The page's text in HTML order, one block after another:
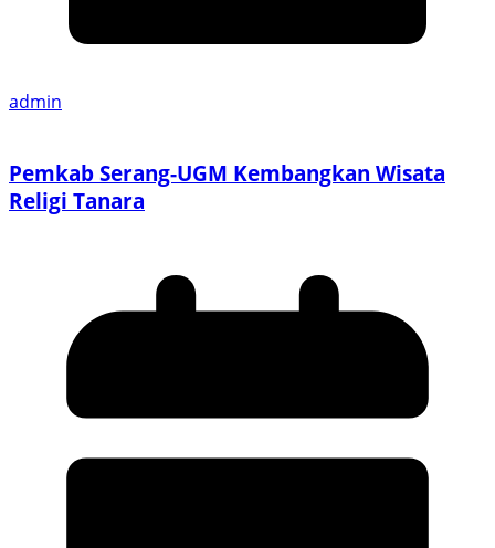
admin
Pemkab Serang-UGM Kembangkan Wisata
Religi Tanara